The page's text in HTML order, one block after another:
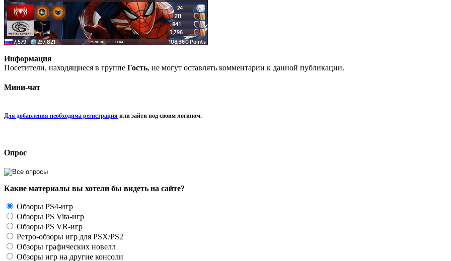
Информация
Посетители, находящиеся в группе Гость, не могут оставлять комментарии к данной публикации.
Мини-чат
Для добавления необходима регистрация или зайти под своим логином.
Опрос
Какие материалы вы хотели бы видеть на сайте?
Обзоры PS4-игр
Обзоры PS Vita-игр
Обзоры PS VR-игр
Ретро-обзоры игр для PSX/PS2
Обзоры графических новелл
Обзоры игр на другие консоли